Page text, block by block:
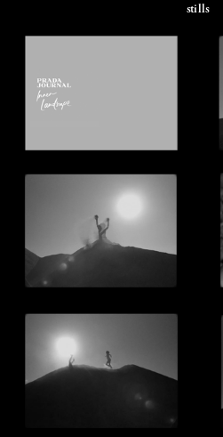
stills